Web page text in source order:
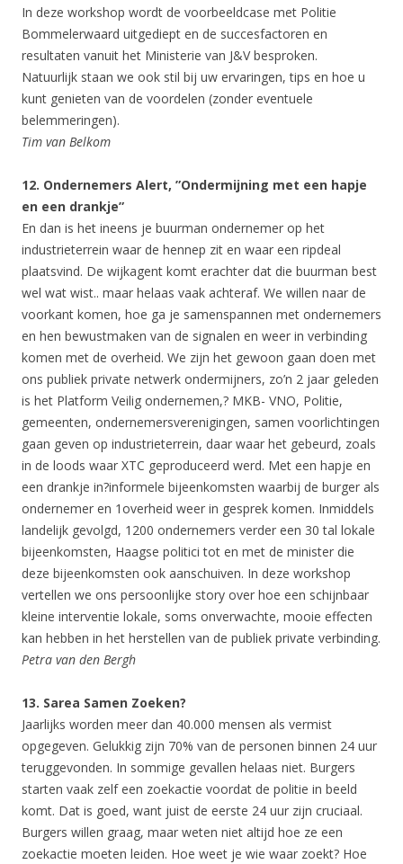
In deze workshop wordt de voorbeeldcase met Politie
Bommelerwaard uitgediept en de succesfactoren en
resultaten vanuit het Ministerie van J&V besproken.
Natuurlijk staan we ook stil bij uw ervaringen, tips en hoe u
kunt genieten van de voordelen (zonder eventuele
belemmeringen).
Tim van Belkom
12. Ondernemers Alert, ”Ondermijning met een hapje
en een drankje”
En dan is het ineens je buurman ondernemer op het
industrieterrein waar de hennep zit en waar een ripdeal
plaatsvind. De wijkagent komt erachter dat die buurman best
wel wat wist.. maar helaas vaak achteraf. We willen naar de
voorkant komen, hoe ga je samenspannen met ondernemers
en hen bewustmaken van de signalen en weer in verbinding
komen met de overheid. We zijn het gewoon gaan doen met
ons publiek private netwerk ondermijners, zo’n 2 jaar geleden
is het Platform Veilig ondernemen,? MKB- VNO, Politie,
gemeenten, ondernemersverenigingen, samen voorlichtingen
gaan geven op industrieterrein, daar waar het gebeurd, zoals
in de loods waar XTC geproduceerd werd. Met een hapje en
een drankje in?informele bijeenkomsten waarbij de burger als
ondernemer en 1overheid weer in gesprek komen. Inmiddels
landelijk gevolgd, 1200 ondernemers verder een 30 tal lokale
bijeenkomsten, Haagse politici tot en met de minister die
deze bijeenkomsten ook aanschuiven. In deze workshop
vertellen we ons persoonlijke story over hoe een schijnbaar
kleine interventie lokale, soms onverwachte, mooie effecten
kan hebben in het herstellen van de publiek private verbinding.
Petra van den Bergh
13. Sarea Samen Zoeken?
Jaarlijks worden meer dan 40.000 mensen als vermist
opgegeven. Gelukkig zijn 70% van de personen binnen 24 uur
teruggevonden. In sommige gevallen helaas niet. Burgers
starten vaak zelf een zoekactie voordat de politie in beeld
komt. Dat is goed, want juist de eerste 24 uur zijn cruciaal.
Burgers willen graag, maar weten niet altijd hoe ze een
zoekactie moeten leiden. Hoe weet je wie waar zoekt? Hoe